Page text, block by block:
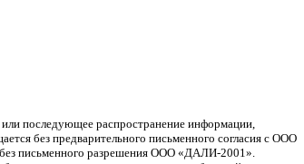
последующее распространение информации,
без предварительного письменного согласия с ООО
письменного разрешения ООО «ДАЛИ-2001».